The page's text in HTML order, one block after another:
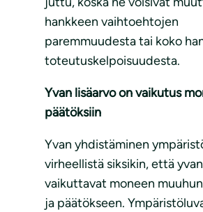
hankkeen vaihtoehtojen
paremmuudesta tai koko
toteutuskelpoisuudesta.
Yvan lisäarvo on vaikutus
päätöksiin
Yvan yhdistäminen
virheellistä siksikin, että
vaikuttavat moneen
ja päätökseen.